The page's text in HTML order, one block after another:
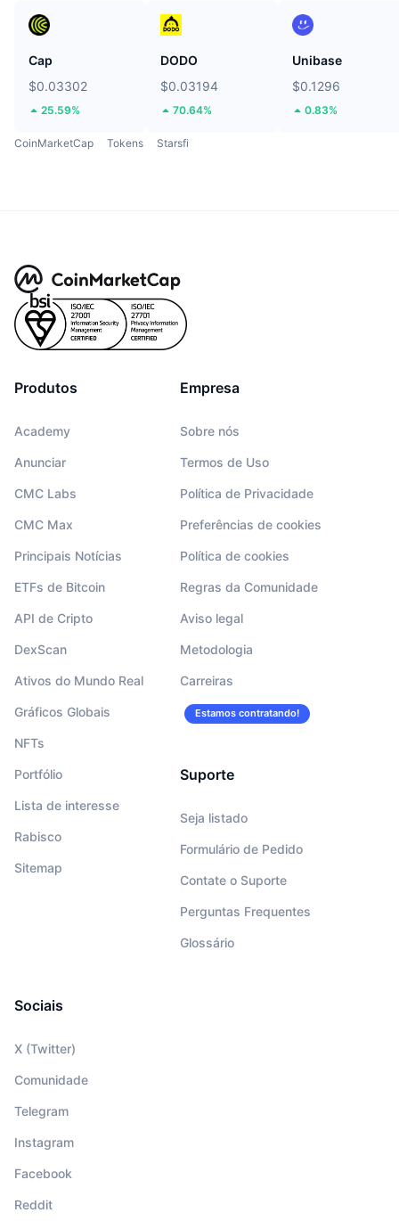
Cap
$0.03302
25.59%
DODO
$0.03194
70.64%
Unibase
$0.1296
0.83%
CoinMarketCap Tokens Starsfi
Produtos
Academy
Anunciar
CMC Labs
CMC Max
Principais Notícias
ETFs de Bitcoin
API de Cripto
DexScan
Ativos do Mundo Real
Gráficos Globais
NFTs
Portfólio
Lista de interesse
Rabisco
Sitemap
Empresa
Sobre nós
Termos de Uso
Política de Privacidade
Preferências de cookies
Política de cookies
Regras da Comunidade
Aviso legal
Metodologia
Carreiras
Estamos contratando!
Suporte
Seja listado
Formulário de Pedido
Contate o Suporte
Perguntas Frequentes
Glossário
Sociais
X (Twitter)
Comunidade
Telegram
Instagram
Facebook
Reddit